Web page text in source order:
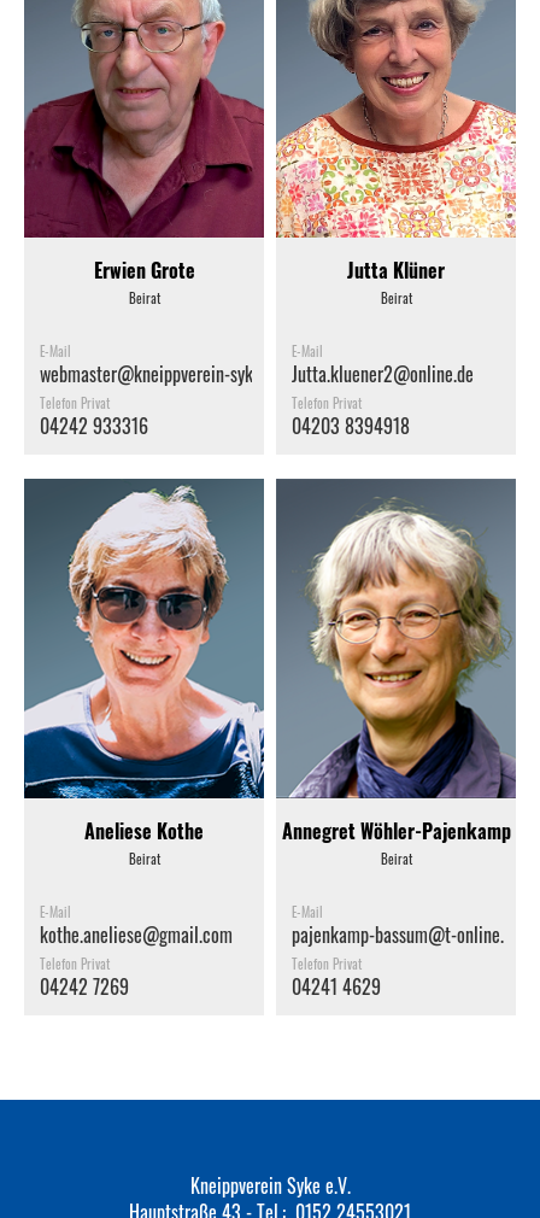
Erwien Grote
Beirat
E-Mail
webmaster@kneippverein-syke.de
Telefon Privat
04242 933316
Jutta Klüner
Beirat
E-Mail
Jutta.kluener2@online.de
Telefon Privat
04203 8394918
Aneliese Kothe
Beirat
E-Mail
kothe.aneliese@gmail.com
Telefon Privat
04242 7269
Annegret Wöhler-Pajenkamp
Beirat
E-Mail
pajenkamp-bassum@t-online.de
Telefon Privat
04241 4629
Kneippverein Syke e.V.